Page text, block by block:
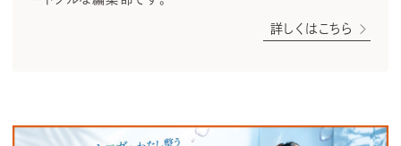
詳しくはこちら